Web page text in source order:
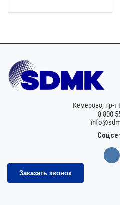
Кемерово, пр-т
8 800
Заказать звонок